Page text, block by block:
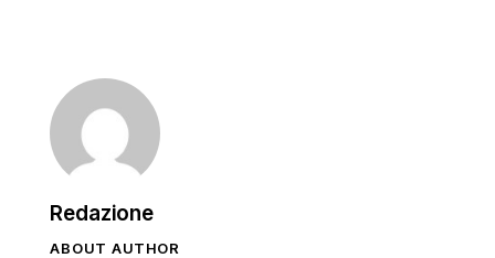
Redazione
ABOUT AUTHOR